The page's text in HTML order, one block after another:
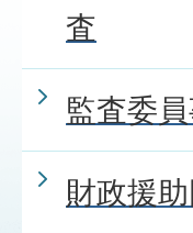
査
監査委
財政援